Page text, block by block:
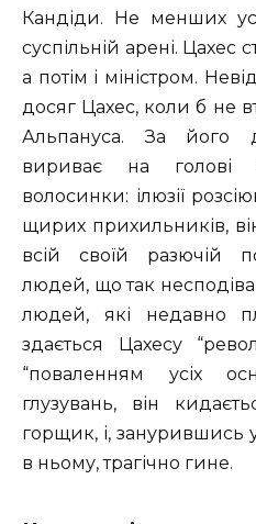
Кандіди. Не менших
суспільній арені.
а потім і міністром.
досяг Цахес, коли б не
Альпануса. За його
вириває на голові
волосинки: ілюзії
щирих прихильників,
всій своїй разючій
людей, що так
людей, які недавно
здається Цахесу
“поваленням усіх
глузувань, він
горщик, і, занурившись
в ньому, трагічно гине.